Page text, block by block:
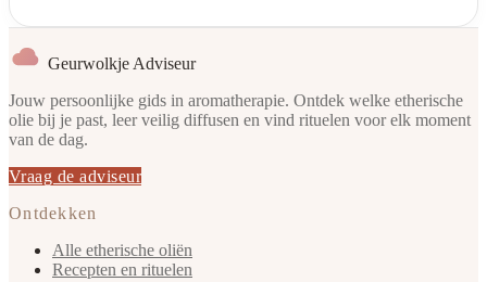
Geurwolkje Adviseur
Jouw persoonlijke gids in aromatherapie. Ontdek welke etherische
olie bij je past, leer veilig diffusen en vind rituelen voor elk moment
van de dag.
Vraag de adviseur
Ontdekken
Alle etherische oliën
Recepten en rituelen